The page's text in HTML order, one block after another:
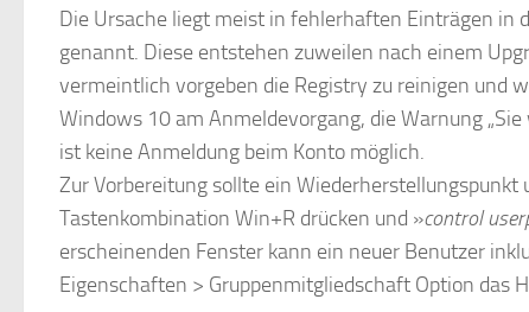
Die Ursache liegt meist in fehlerhaften Einträgen in
genannt. Diese entstehen zuweilen nach einem
vermeintlich vorgeben die Registry zu reinigen und
Windows 10 am Anmeldevorgang, die Warnung
ist keine Anmeldung beim Konto möglich.
Zur Vorbereitung sollte ein
Tastenkombination Win+R drücken und »control
erscheinenden Fenster kann ein neuer Benutzer
Eigenschaften > Gruppenmitgliedschaft Option das